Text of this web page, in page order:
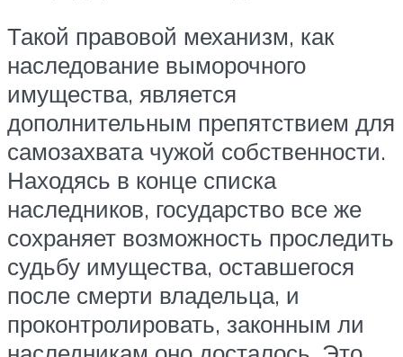
Такой правовой механизм, как
наследование выморочного
имущества, является
дополнительным препятствием для
самозахвата чужой собственности.
Находясь в конце списка
наследников, государство все же
сохраняет возможность проследить
судьбу имущества, оставшегося
после смерти владельца, и
проконтролировать, законным ли